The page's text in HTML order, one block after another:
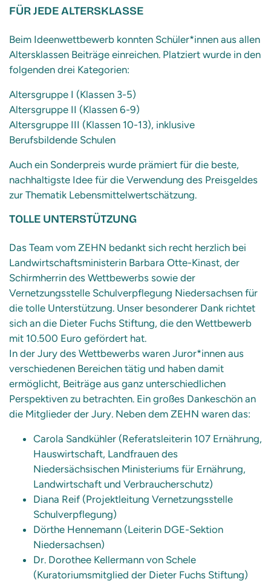
FÜR JEDE ALTERSKLASSE
Beim Ideenwettbewerb konnten Schüler*innen aus allen
Altersklassen Beiträge einreichen. Platziert wurde in den
folgenden drei Kategorien:
Altersgruppe I (Klassen 3-5)
Altersgruppe II (Klassen 6-9)
Altersgruppe III (Klassen 10-13), inklusive
Berufsbildende Schulen
Auch ein Sonderpreis wurde prämiert für die beste,
nachhaltigste Idee für die Verwendung des Preisgeldes
zur Thematik Lebensmittelwertschätzung.
TOLLE UNTERSTÜTZUNG
Das Team vom ZEHN bedankt sich recht herzlich bei
Landwirtschaftsministerin Barbara Otte-Kinast, der
Schirmherrin des Wettbewerbs sowie der
Vernetzungsstelle Schulverpflegung Niedersachsen für
die tolle Unterstützung. Unser besonderer Dank richtet
sich an die Dieter Fuchs Stiftung, die den Wettbewerb
mit 10.500 Euro gefördert hat.
In der Jury des Wettbewerbs waren Juror*innen aus
verschiedenen Bereichen tätig und haben damit
ermöglicht, Beiträge aus ganz unterschiedlichen
Perspektiven zu betrachten. Ein großes Dankeschön an
die Mitglieder der Jury. Neben dem ZEHN waren das:
Carola Sandkühler (Referatsleiterin 107 Ernährung,
Hauswirtschaft, Landfrauen des
Niedersächsischen Ministeriums für Ernährung,
Landwirtschaft und Verbraucherschutz)
Diana Reif (Projektleitung Vernetzungsstelle
Schulverpflegung)
Dörthe Hennemann (Leiterin DGE-Sektion
Niedersachsen)
Dr. Dorothee Kellermann von Schele
(Kuratoriumsmitglied der Dieter Fuchs Stiftung)